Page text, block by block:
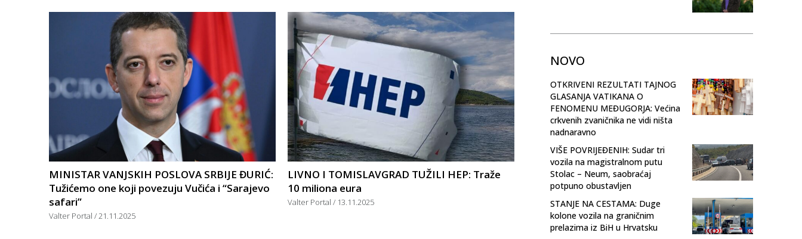
MINISTAR VANJSKIH POSLOVA SRBIJE ĐURIĆ:
Tužićemo one koji povezuju Vučića i “Sarajevo
safari”
Valter Portal 21.11.2025
LIVNO I TOMISLAVGRAD TUŽILI HEP: Traže
10 miliona eura
Valter Portal 13.11.2025
NOVO
OTKRIVENI REZULTATI TAJNOG
GLASANJA VATIKANA O
FENOMENU MEĐUGORJA: Većina
crkvenih zvaničnika ne vidi ništa
nadnaravno
VIŠE POVRIJEĐENIH: Sudar tri
vozila na magistralnom putu
Stolac – Neum, saobraćaj
potpuno obustavljen
STANJE NA CESTAMA: Duge
kolone vozila na graničnim
prelazima iz BiH u Hrvatsku